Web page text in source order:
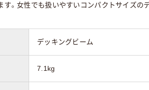
す。女性でも扱いやすいコンパクトサイズの
デッキングビーム
7.1kg